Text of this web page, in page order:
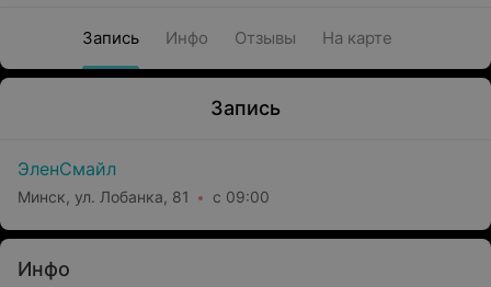
Запись Инфо Отзывы На карте
Запись
ЭленСмайл
Минск, ул. Лобанка, 81 с 09:00
Инфо